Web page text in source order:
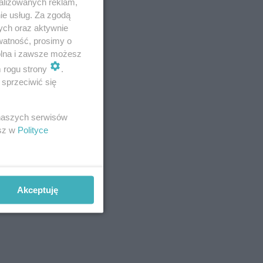
oraz
usług. Za zgodą
oraz aktywnie
prosimy o
i zawsze możesz
rogu strony
.
się
serwisów
w Polityce
Akceptuję